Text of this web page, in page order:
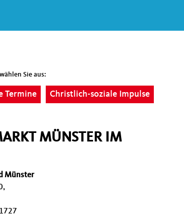
Sie aus:
Termine Christlich-soziale Impulse
MÜNSTER IM
Münster